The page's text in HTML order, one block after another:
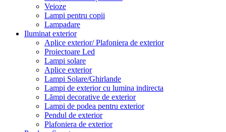
Veioze
Lampi pentru copii
Lampadare
Iluminat exterior
Aplice exterior/ Plafoniera de exterior
Proiectoare Led
Lampi solare
Aplice exterior
Lampi Solare/Ghirlande
Lampi de exterior cu lumina indirecta
Lămpi decorative de exterior
Lampi de podea pentru exterior
Pendul de exterior
Plafoniera de exterior